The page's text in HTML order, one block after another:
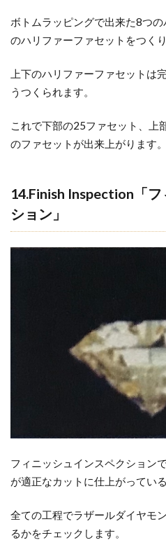
ボトムラッピングで出来た8つ
のハリファーファセットをつくり
上下のハリファーファセットは
うつくられます。
これで下部の25ファセット、上
のファセットが出来上がります。
14.Finish Inspection「
ション」
フィニッシュインスペクション
が適正なカットに仕上がってい
全ての工程でラザールダイヤモ
るかをチェックします。